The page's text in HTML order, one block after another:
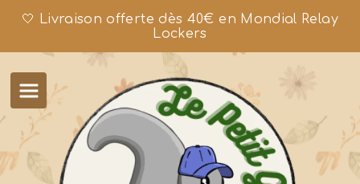
🤍 Livraison offerte dès 40€ en Mondial Relay
Lockers